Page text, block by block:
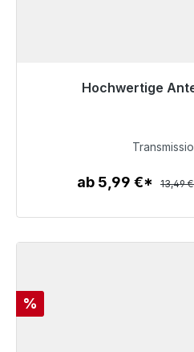
Hochwertige
6,79
ab 5,99 €* 13,49
Rabatt
%